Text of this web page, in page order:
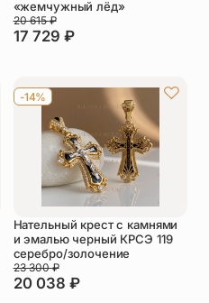
«жемчужный лёд»
17 729 ₽
20 615₽
-14%
Нательный крест с камнями
и эмалью черный КРСЭ 119
серебро/золочение
20 038 ₽
23 300₽